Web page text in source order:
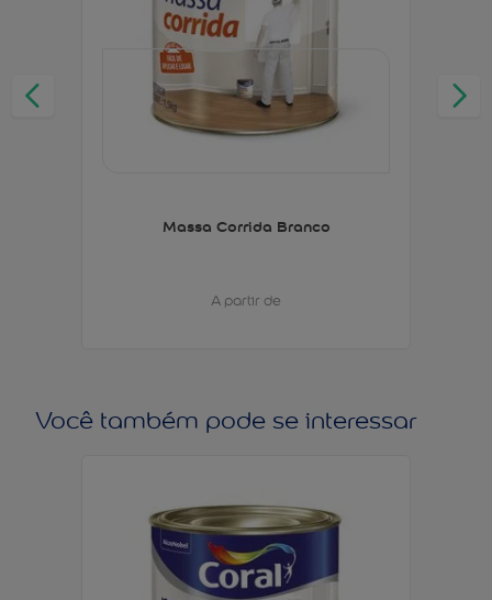
Massa Corrida Branco
A partir de
Você também pode se interessar